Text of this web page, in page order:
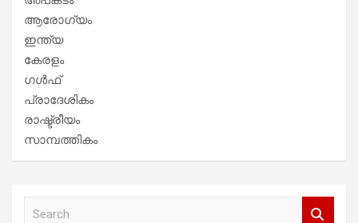
ആരോഗ്യം
ഇന്ത്യ
കേരളം
ഗൾഫ്
പ്രാദേശികം
രാഷ്ട്രീയം
സാമ്പത്തികം